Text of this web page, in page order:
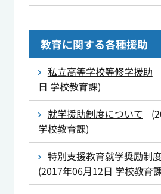
教育に関する各種援助
私立高等学校等修学援助
日 学校教育課)
就学援助制度について
(
学校教育課)
特別支援教育就学奨励制
(2017年06月12日 学校教育